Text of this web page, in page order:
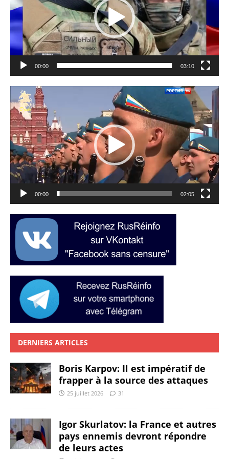
00:00 03:10
Lecteur
vidéo
00:00 02:05
DERNIERS ARTICLES
Boris Karpov: Il est impératif de
frapper à la source des attaques
25 juillet 2026 31
Igor Skurlatov: la France et autres
pays ennemis devront répondre
de leurs actes